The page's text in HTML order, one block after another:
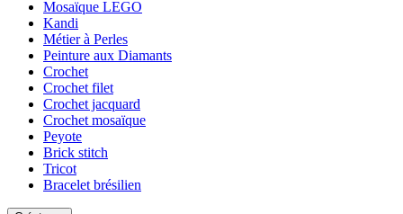
Mosaïque LEGO
Kandi
Métier à Perles
Peinture aux Diamants
Crochet
Crochet filet
Crochet jacquard
Crochet mosaïque
Peyote
Brick stitch
Tricot
Bracelet brésilien